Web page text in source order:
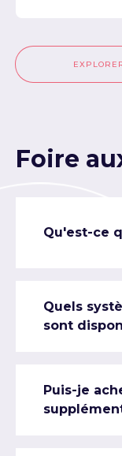
Foire
Qu'est-ce
Quels
sont
Puis-je